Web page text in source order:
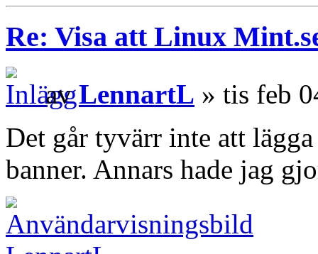
Re: Visa att Linux
avLennartL » tis feb
Det går tyvärr inte att
banner. Annars hade jag